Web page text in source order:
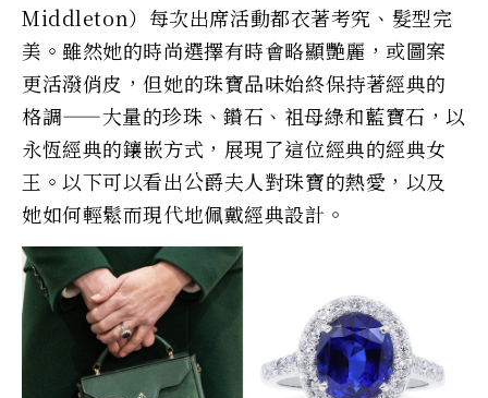
Middleton）每次出席活動都衣著考究、髮型完
美。雖然她的時尚選擇有時會略顯艷麗，或圖案
更活潑俏皮，但她的珠寶品味始終保持著經典的
格調——大量的珍珠、鑽石、祖母綠和藍寶石，以
永恆經典的鑲嵌方式，展現了這位經典的經典女
王。以下可以看出公爵夫人對珠寶的熱愛，以及
她如何輕鬆而現代地佩戴經典設計。